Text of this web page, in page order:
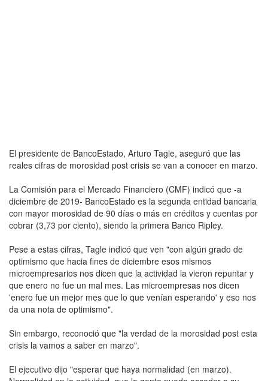
El presidente de BancoEstado, Arturo Tagle, aseguró que las
reales cifras de morosidad post crisis se van a conocer en marzo.
La Comisión para el Mercado Financiero (CMF) indicó que -a
diciembre de 2019- BancoEstado es la segunda entidad bancaria
con mayor morosidad de 90 días o más en créditos y cuentas por
cobrar (3,73 por ciento), siendo la primera Banco Ripley.
Pese a estas cifras, Tagle indicó que ven "con algún grado de
optimismo que hacia fines de diciembre esos mismos
microempresarios nos dicen que la actividad la vieron repuntar y
que enero no fue un mal mes. Las microempresas nos dicen
'enero fue un mejor mes que lo que venían esperando' y eso nos
da una nota de optimismo".
Sin embargo, reconoció que "la verdad de la morosidad post esta
crisis la vamos a saber en marzo".
El ejecutivo dijo "esperar que haya normalidad (en marzo).